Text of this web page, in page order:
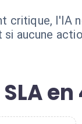
critique, l'IA
aucune
en